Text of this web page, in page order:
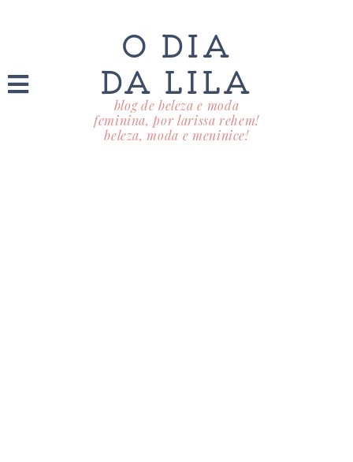
O DIA
DA LILA
blog de beleza e moda
feminina, por larissa rehem!
beleza, moda e meninice!